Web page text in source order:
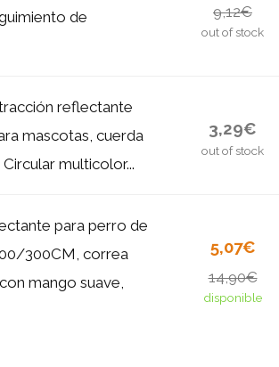
de
9,12€
out of stock
reflectante
mascotas, cuerda
multicolor...
3,29€
out of stock
para perro de
300CM, correa
mango suave,
5,07€
14,90€
disponible